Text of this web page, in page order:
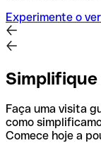
Experimente o
Simplifique
Faça uma visita
como
Comece hoje a